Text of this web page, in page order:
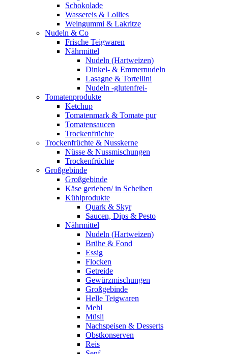
Schokolade
Wassereis & Lollies
Weingummi & Lakritze
Nudeln & Co
Frische Teigwaren
Nährmittel
Nudeln (Hartweizen)
Dinkel- & Emmernudeln
Lasagne & Tortellini
Nudeln -glutenfrei-
Tomatenprodukte
Ketchup
Tomatenmark & Tomate pur
Tomatensaucen
Trockenfrüchte
Trockenfrüchte & Nusskerne
Nüsse & Nussmischungen
Trockenfrüchte
Großgebinde
Großgebinde
Käse gerieben/ in Scheiben
Kühlprodukte
Quark & Skyr
Saucen, Dips & Pesto
Nährmittel
Nudeln (Hartweizen)
Brühe & Fond
Essig
Flocken
Getreide
Gewürzmischungen
Großgebinde
Helle Teigwaren
Mehl
Müsli
Nachspeisen & Desserts
Obstkonserven
Reis